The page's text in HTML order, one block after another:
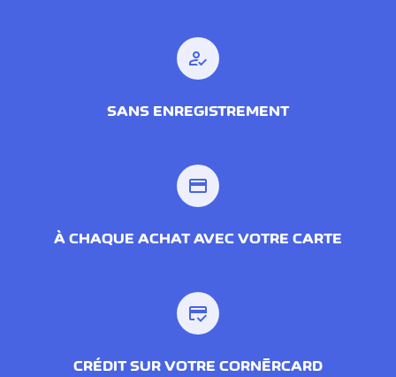
how_to_reg
SANS ENREGISTREMENT
credit_card
À CHAQUE ACHAT AVEC VOTRE CARTE
credit_score
CRÉDIT SUR VOTRE CORNÈRCARD